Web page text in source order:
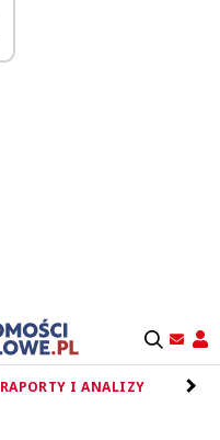
RAPORTY I ANALIZY